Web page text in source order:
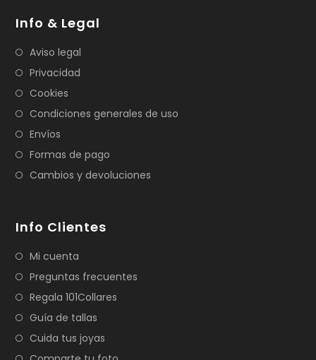
Info & Legal
Aviso legal
Privacidad
Cookies
Condiciones generales de uso
Envíos
Formas de pago
Cambios y devoluciones
Info Clientes
Mi cuenta
Preguntas frecuentes
Regala 101Collares
Guía de tallas
Cuida tus joyas